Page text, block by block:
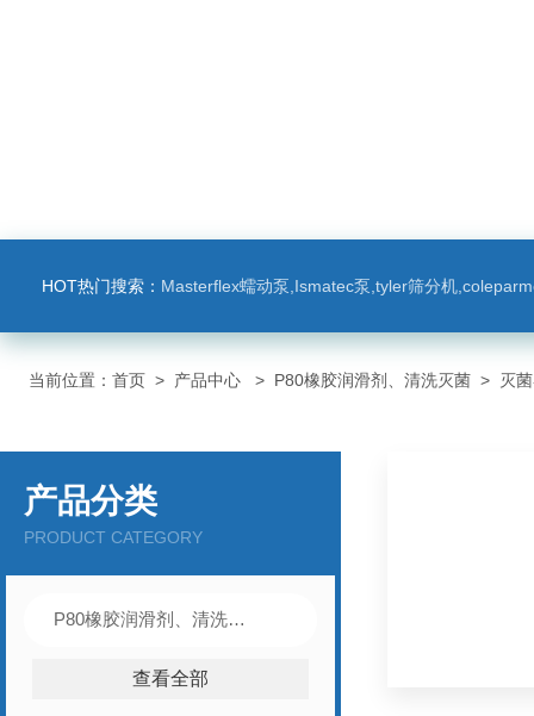
HOT热门搜索： Masterflex蠕动泵,Ismatec泵,tyler筛分机,coleparmer,注射
当前位置： 首页 > 产品中心 > P80橡胶润滑剂、清洗灭菌 > 灭
产品分类
PRODUCT CATEGORY
P80橡胶润滑剂、清洗灭菌
查看全部